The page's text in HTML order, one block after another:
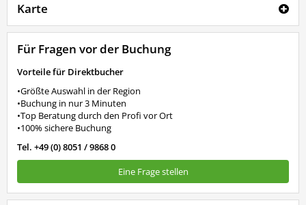
Karte
Für Fragen vor der Buchung
Vorteile für Direktbucher
•Größte Auswahl in der Region
•Buchung in nur 3 Minuten
•Top Beratung durch den Profi vor Ort
•100% sichere Buchung
Tel. +49 (0) 8051 / 9868 0
Eine Frage stellen